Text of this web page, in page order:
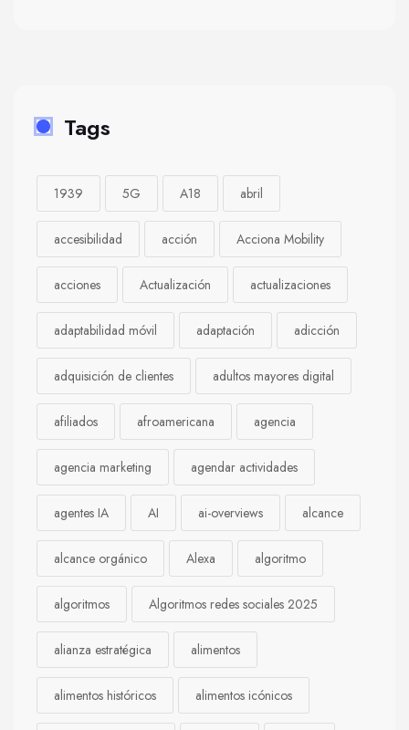
Tags
1939 5G A18 abril
accesibilidad acción Acciona Mobility
acciones Actualización actualizaciones
adaptabilidad móvil adaptación adicción
adquisición de clientes adultos mayores digital
afiliados afroamericana agencia
agencia marketing agendar actividades
agentes IA AI ai-overviews alcance
alcance orgánico Alexa algoritmo
algoritmos Algoritmos redes sociales 2025
alianza estratégica alimentos
alimentos históricos alimentos icónicos